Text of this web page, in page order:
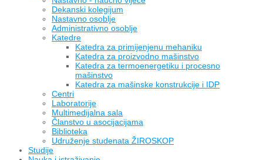
Dekanski kolegijum
Nastavno osoblje
Administrativno osoblje
Katedre
Katedra za primijenjenu mehaniku
Katedra za proizvodno mašinstvo
Katedra za termoenergetiku i procesno
mašinstvo
Katedra za mašinske konstrukcije i IDP
Centri
Laboratorije
Multimedijalna sala
Članstvo u asocijacijama
Biblioteka
Udruženje studenata ŽIROSKOP
Studije